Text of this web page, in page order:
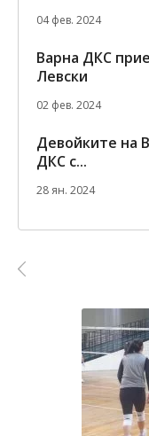
04 фев. 2024
Варна ДКС
Левски
02 фев. 2024
Девойките на
ДКС с...
28 ян. 2024